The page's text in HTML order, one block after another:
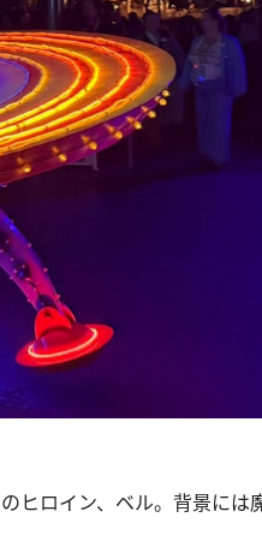
ヒロイン、ベル。背景には